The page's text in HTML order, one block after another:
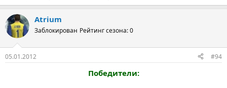
Atrium
Заблокирован Рейтинг сезона: 0
05.01.2012 #94
Победители: